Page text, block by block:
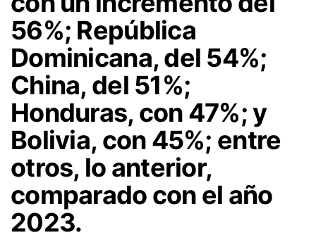
56%; República
Dominicana, del 54%;
China, del 51%;
Honduras, con 47%; y
Bolivia, con 45%; entre
otros, lo anterior,
comparado con el año
2023.